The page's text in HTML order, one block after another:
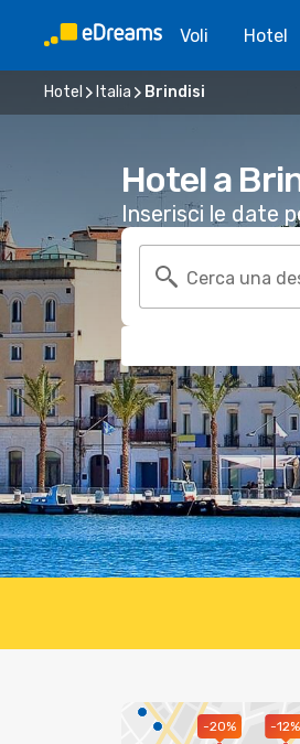
Voli Hotel
Hotel Italia Brindisi
Hotel a
Inserisci le date
Cerca una
-20% -12%